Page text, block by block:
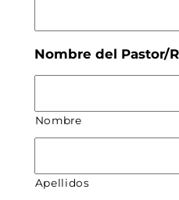
Nombre del Pastor/
Nombre
Apellidos